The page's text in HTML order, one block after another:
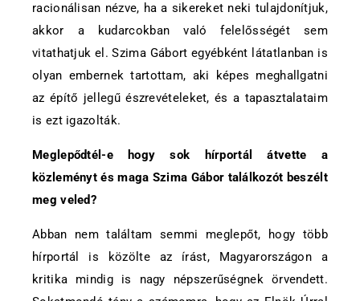
racionálisan nézve, ha a sikereket neki tulajdonítjuk,
akkor a kudarcokban való felelősségét sem
vitathatjuk el. Szima Gábort egyébként látatlanban is
olyan embernek tartottam, aki képes meghallgatni
az építő jellegű észrevételeket, és a tapasztalataim
is ezt igazolták.
Meglepődtél-e hogy sok hírportál átvette a
közleményt és maga Szima Gábor találkozót beszélt
meg veled?
Abban nem találtam semmi meglepőt, hogy több
hírportál is közölte az írást, Magyarországon a
kritika mindig is nagy népszerűségnek örvendett.